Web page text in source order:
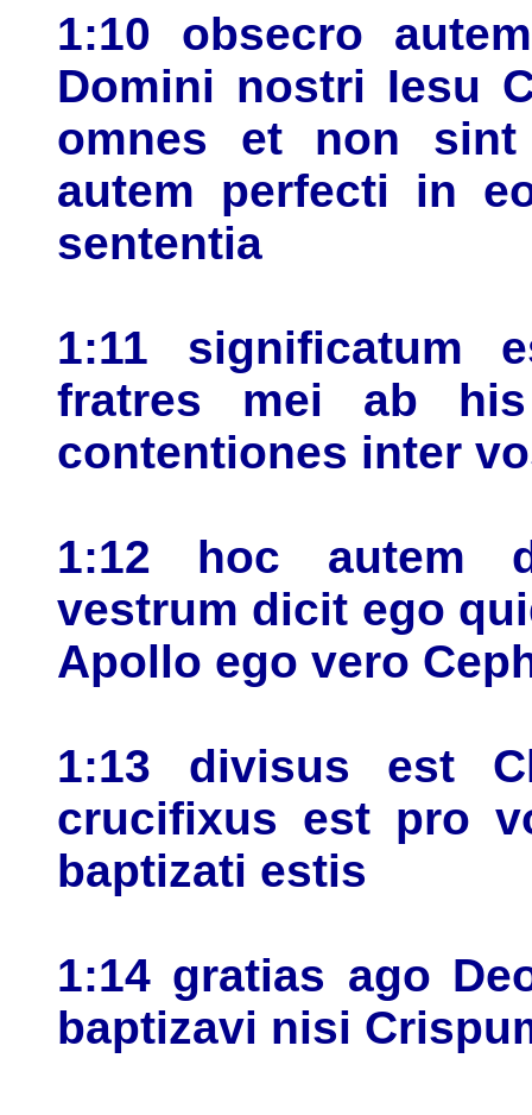
1:10 obsecro
Domini nostri Iesu
omnes et non
autem perfecti in
sententia
1:11 significatum
fratres mei ab
contentiones inter
1:12 hoc autem
vestrum dicit ego
Apollo ego vero
1:13 divisus est
crucifixus est pro
baptizati estis
1:14 gratias ago
baptizavi nisi